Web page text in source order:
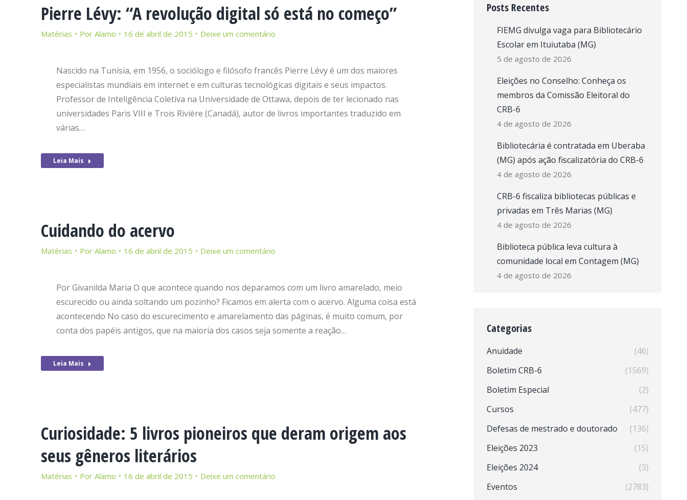
Pierre Lévy: “A revolução digital só está no começo”
Matérias Por Alamo 16 de abril de 2015 Deixe um comentário
Nascido na Tunísia, em 1956, o sociólogo e filósofo francês Pierre Lévy é um dos maiores
especialistas mundiais em internet e em culturas tecnológicas digitais e seus impactos.
Professor de Inteligência Coletiva na Universidade de Ottawa, depois de ter lecionado nas
universidades Paris VIII e Trois Rivière (Canadá), autor de livros importantes traduzido em
várias…
Leia Mais
Cuidando do acervo
Matérias Por Alamo 16 de abril de 2015 Deixe um comentário
Por Givanilda Maria O que acontece quando nos deparamos com um livro amarelado, meio
escurecido ou ainda soltando um pozinho? Ficamos em alerta com o acervo. Alguma coisa está
acontecendo No caso do escurecimento e amarelamento das páginas, é muito comum, por
conta dos papéis antigos, que na maioria dos casos seja somente a reação…
Leia Mais
Curiosidade: 5 livros pioneiros que deram origem aos
seus gêneros literários
Matérias Por Alamo 16 de abril de 2015 Deixe um comentário
Posts Recentes
FIEMG divulga vaga para Bibliotecário
Escolar em Ituiutaba (MG)
5 de agosto de 2026
Eleições no Conselho: Conheça os
membros da Comissão Eleitoral do
CRB-6
4 de agosto de 2026
Bibliotecária é contratada em Uberaba
(MG) após ação fiscalizatória do CRB-6
4 de agosto de 2026
CRB-6 fiscaliza bibliotecas públicas e
privadas em Três Marias (MG)
4 de agosto de 2026
Biblioteca pública leva cultura à
comunidade local em Contagem (MG)
4 de agosto de 2026
Categorias
Anuidade
(46)
Boletim CRB-6
(1569)
Boletim Especial
(2)
Cursos
(477)
Defesas de mestrado e doutorado
(136)
Eleições 2023
(15)
Eleições 2024
(3)
Eventos
(2783)